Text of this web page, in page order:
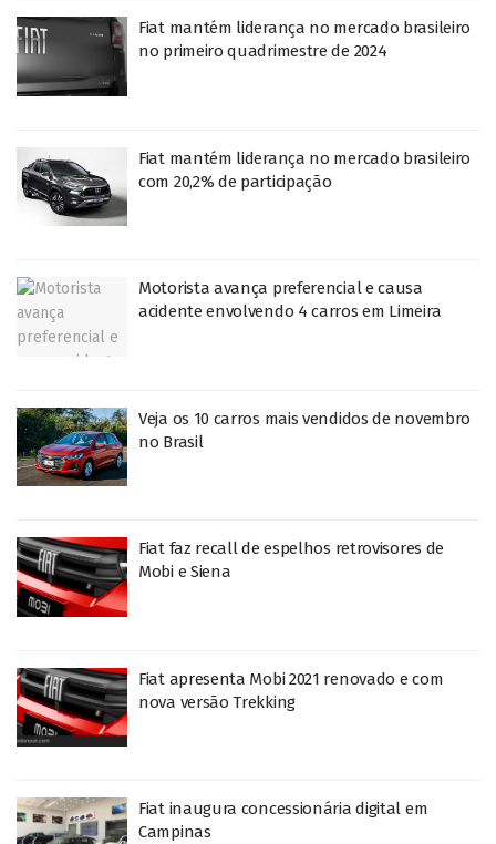
Fiat mantém liderança no mercado brasileiro
no primeiro quadrimestre de 2024
Fiat mantém liderança no mercado brasileiro
com 20,2% de participação
Motorista avança preferencial e causa
acidente envolvendo 4 carros em Limeira
Veja os 10 carros mais vendidos de novembro
no Brasil
Fiat faz recall de espelhos retrovisores de
Mobi e Siena
Fiat apresenta Mobi 2021 renovado e com
nova versão Trekking
Fiat inaugura concessionária digital em
Campinas